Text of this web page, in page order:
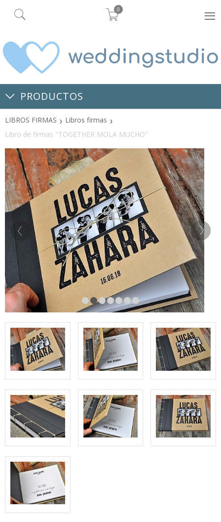
0
PRODUCTOS
LIBROS FIRMAS
Libros firmas
Libro de firmas "TOGETHER MOLA MUCHO"